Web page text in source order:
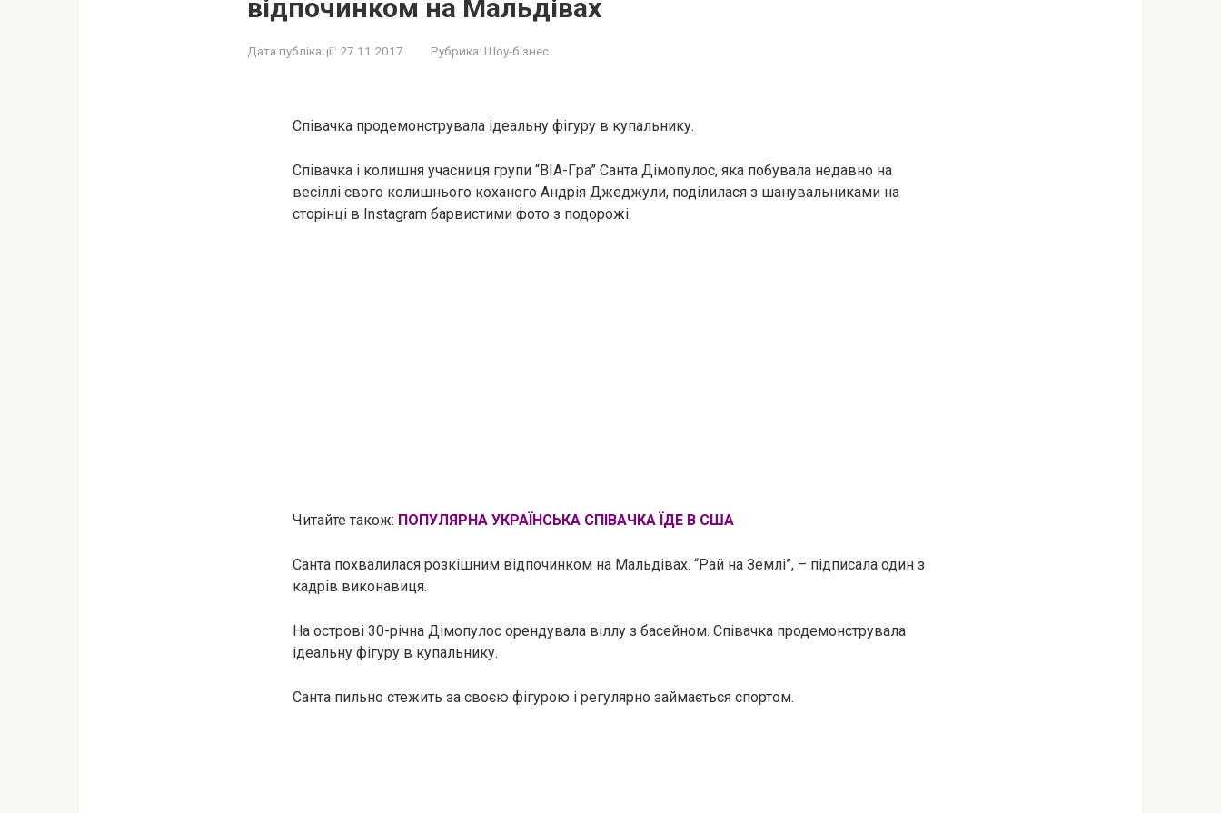
відпочинком на Мальдівах
Дата публікації: 27.11.2017 Рубрика: Шоу-бізнес
Співачка продемонструвала ідеальну фігуру в купальнику.
Співачка і колишня учасниця групи “BIA-Гpa” Санта Дімопулос, яка побувала недавно на
весіллі свого колишнього коханого Андрія Джеджули, поділилася з шанувальниками на
сторінці в Instagram барвистими фото з подорожі.
Читайте також: ПОПУЛЯРНА УКРАЇНСЬКА СПІВАЧКА ЇДЕ В США
Санта похвалилася розкішним відпочинком на Мальдівах. “Рай на Землі”, – підписала один з
кадрів виконавиця.
На острові 30-річна Дімопулос орендувала віллу з басейном. Співачка продемонструвала
ідеальну фігуру в купальнику.
Санта пильно стежить за своєю фігурою і регулярно займається спортом.